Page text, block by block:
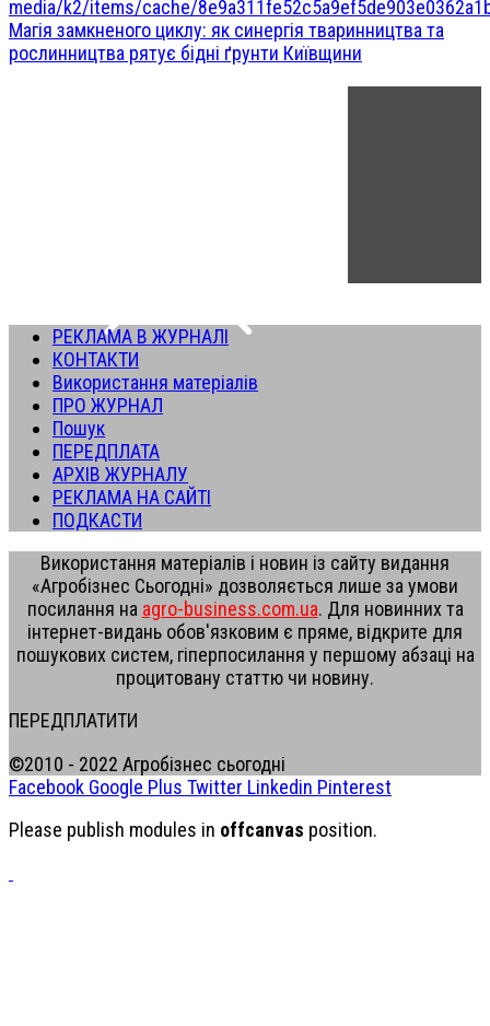
Магія замкненого циклу: як синергія тваринництва та
рослинництва рятує бідні ґрунти Київщини
РЕКЛАМА В ЖУРНАЛІ
КОНТАКТИ
Використання матеріалів
ПРО ЖУРНАЛ
Пошук
ПЕРЕДПЛАТА
АРХІВ ЖУРНАЛУ
РЕКЛАМА НА САЙТІ
ПОДКАСТИ
Використання матеріалів і новин із сайту видання
«Агробізнес Сьогодні» дозволяється лише за умови
посилання на agro-business.com.ua. Для новинних та
інтернет-видань обов'язковим є пряме, відкрите для
пошукових систем, гіперпосилання у першому абзаці на
процитовану статтю чи новину.
ПЕРЕДПЛАТИТИ
©2010 - 2022 Агробізнес сьогодні
Facebook Google Plus Twitter Linkedin Pinterest
Please publish modules in offcanvas position.